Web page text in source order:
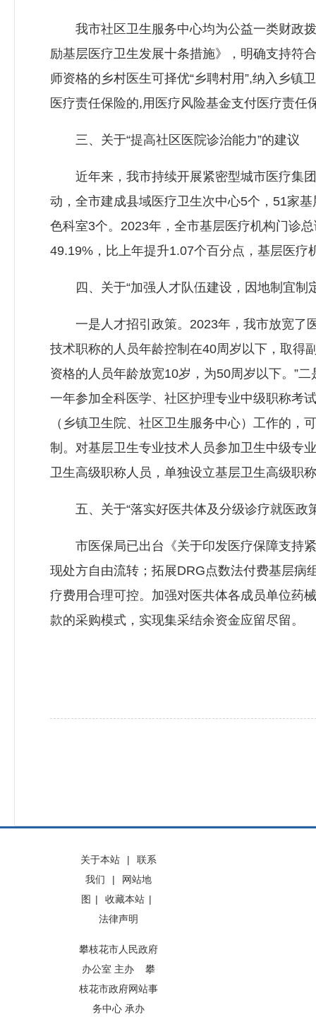
我市社区卫生服务中心均为公益一类财政拨
励基层医疗卫生发展十条措施》，明确支持符
师资格的乡村医生可择优“乡聘村用”,纳入乡镇
医疗责任保险的,用医疗风险基金支付医疗责
三、关于“提高社区医院诊治能力”的建议
近年来，我市持续开展紧密型城市医疗集团
动，全市建成县域医疗卫生次中心5个，51家
色科室3个。2023年，全市基层医疗机构门诊
49.19%，比上年提升1.07个百分点，基层医疗
四、关于“加强人才队伍建设，因地制宜制
一是人才招引政策。2023年，我市放宽了医
技术职称的人员年龄控制在40周岁以下，取得
资格的人员年龄放宽10岁，为50周岁以下。”
一年参加全科医学、社区护理专业中级职称考
（乡镇卫生院、社区卫生服务中心）工作的
制。对基层卫生专业技术人员参加卫生中级专
卫生高级职称人员，单独设立基层卫生高级职
五、关于“落实好医共体及分级诊疗就医政
市医保局已出台《关于印发医疗保障支持紧
现处方自由流转；拓展DRG点数法付费基层病
疗费用合理可控。加强对医共体各成员单位药
款的采购模式，实现集采结余资金应留尽留。
关于本站 |
联系
我们
|
网站地
图 | 收藏本站 |
法律声明
攀枝花市人民政府
办公室 主办 攀
枝花市政府网站事
务中心 承办